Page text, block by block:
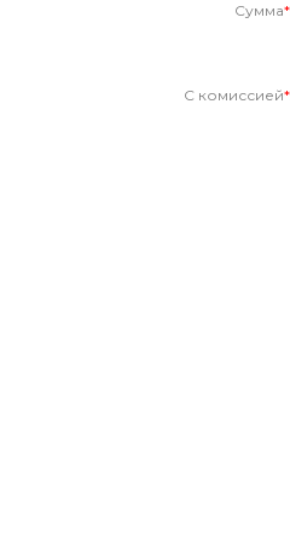
Сумма*
С комиссией*